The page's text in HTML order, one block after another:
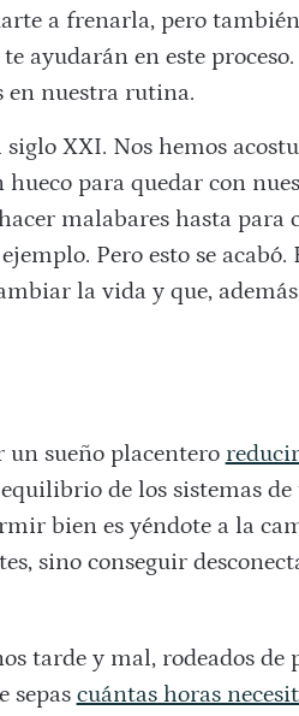
a frenarla, pero
ayudarán en este
en nuestra rutina.
siglo XXI. Nos hemos
para quedar con
malabares hasta para
Pero esto se acabó.
la vida y que,
un sueño placentero
de los sistemas de
bien es yéndote a la
sino conseguir
tarde y mal, rodeados de
sepas cuántas horas